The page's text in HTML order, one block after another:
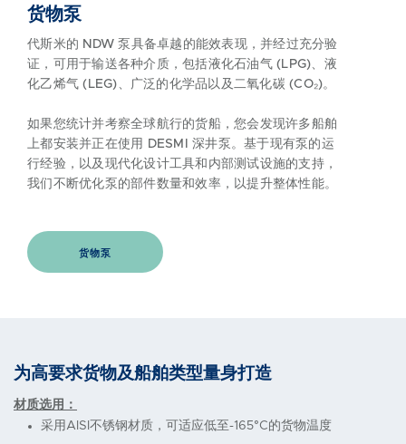
货物泵
代斯米的 NDW 泵具备卓越的能效表现，并经过充分验
证，可用于输送各种介质，包括液化石油气 (LPG)、液
化乙烯气 (LEG)、广泛的化学品以及二氧化碳 (CO₂)。
如果您统计并考察全球航行的货船，您会发现许多船舶
上都安装并正在使用 DESMI 深井泵。基于现有泵的运
行经验，以及现代化设计工具和内部测试设施的支持，
我们不断优化泵的部件数量和效率，以提升整体性能。
货物泵
为高要求货物及船舶类型量身打造
材质选用：
采用AISI不锈钢材质，可适应低至-165°C的货物温度